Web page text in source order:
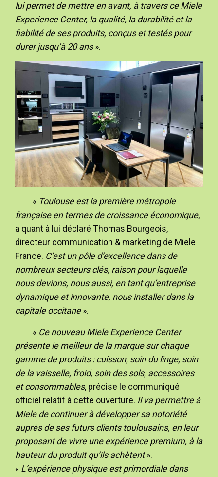
lui permet de mettre en avant, à travers ce Miele
Experience Center, la qualité, la durabilité et la
fiabilité de ses produits, conçus et testés pour
durer jusqu’à 20 ans».
« Toulouse est la première métropole
française en termes de croissance économique,
a quant à lui déclaré Thomas Bourgeois,
directeur communication & marketing de Miele
France. C’est un pôle d’excellence dans de
nombreux secteurs clés, raison pour laquelle
nous devions, nous aussi, en tant qu’entreprise
dynamique et innovante, nous installer dans la
capitale occitane».
« Ce nouveau Miele Experience Center
présente le meilleur de la marque sur chaque
gamme de produits : cuisson, soin du linge, soin
de la vaisselle, froid, soin des sols, accessoires
et consommables, précise le communiqué
officiel relatif à cette ouverture. Il va permettre à
Miele de continuer à développer sa notoriété
auprès de ses futurs clients toulousains, en leur
proposant de vivre une expérience premium, à la
hauteur du produit qu’ils achètent».
« L’expérience physique est primordiale dans